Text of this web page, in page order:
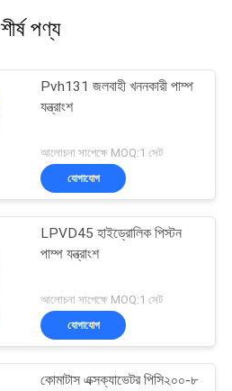
শীর্ষ পণ্য
Pvh131 জলবাহী খননকারী পাম্প
যন্ত্রাংশ
আলোচনা সাপেক্ষে MOQ:1 সেট
যোগাযোগ
LPVD45 হাইড্রোলিক পিস্টন
পাম্প যন্ত্রাংশ
আলোচনা সাপেক্ষে MOQ:1 সেট
যোগাযোগ
কোমাটাস এক্সক্যাভেটর পিসি২০০-৮